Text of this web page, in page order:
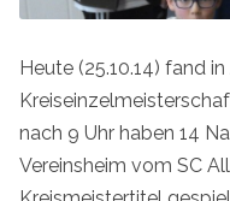
Heute (25.10.14) fand
nach 9 Uhr haben 14
Vereinsheim vom SC